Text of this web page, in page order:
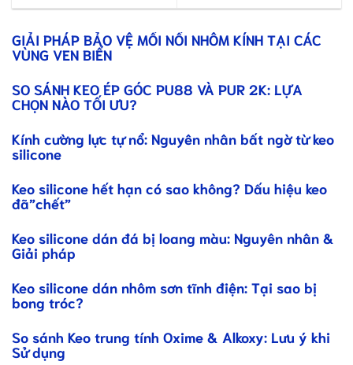
GIẢI PHÁP BẢO VỆ MỐI NỐI NHÔM KÍNH TẠI CÁC
VÙNG VEN BIỂN
SO SÁNH KEO ÉP GÓC PU88 VÀ PUR 2K: LỰA
CHỌN NÀO TỐI ƯU?
Kính cường lực tự nổ: Nguyên nhân bất ngờ từ keo
silicone
Keo silicone hết hạn có sao không? Dấu hiệu keo
đã”chết”
Keo silicone dán đá bị loang màu: Nguyên nhân &
Giải pháp
Keo silicone dán nhôm sơn tĩnh điện: Tại sao bị
bong tróc?
So sánh Keo trung tính Oxime & Alkoxy: Lưu ý khi
Sử dụng